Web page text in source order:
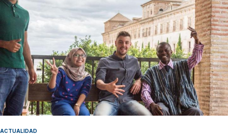
ACTUALIDAD